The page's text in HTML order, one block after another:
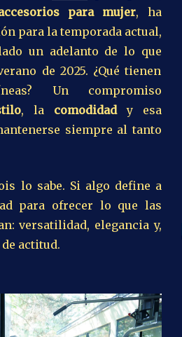
para mujer, ha
para la temporada actual,
un adelanto de lo que
de 2025. ¿Qué tienen
Un compromiso
, la comodidady esa
siempre al tanto
lo sabe. Si algo define a
para ofrecer lo que las
versatilidad, elegancia y,
actitud.